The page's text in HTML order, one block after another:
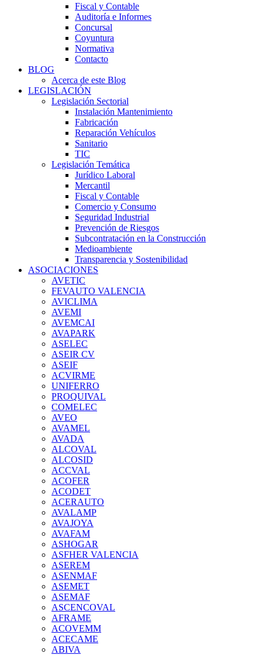
Fiscal y Contable
Auditoría e Informes
Concursal
Coyuntura
Normativa
Contacto
BLOG
Acerca de este Blog
LEGISLACIÓN
Legislación Sectorial
Instalación Mantenimiento
Fabricación
Reparación Vehículos
Sanitario
TIC
Legislación Temática
Jurídico Laboral
Mercantil
Fiscal y Contable
Comercio y Consumo
Seguridad Industrial
Prevención de Riesgos
Subcontratación en la Construcción
Medioambiente
Transparencia y Sostenibilidad
ASOCIACIONES
AVETIC
FEVAUTO VALENCIA
AVICLIMA
AVEMI
AVEMCAI
AVAPARK
ASELEC
ASEIR CV
ASEIF
ACVIRME
UNIFERRO
PROQUIVAL
COMELEC
AVEO
AVAMEL
AVADA
ALCOVAL
ALCOSID
ACCVAL
ACOFER
ACODET
ACERAUTO
AVALAMP
AVAJOYA
AVAFAM
ASHOGAR
ASFHER VALENCIA
ASEREM
ASENMAF
ASEMET
ASEMAF
ASCENCOVAL
AFRAME
ACOVEMM
ACECAME
ABIVA